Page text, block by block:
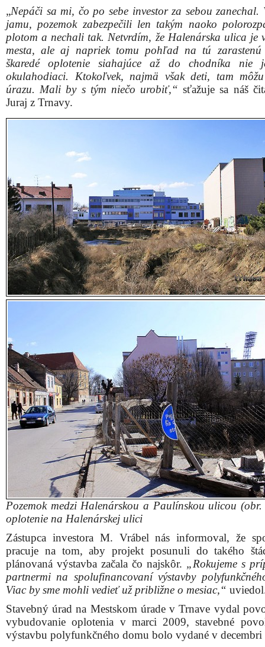
„Nepáči sa mi, čo po sebe investor za sebou zanechal.
jamu, pozemok zabezpečili len takým naoko
plotom a nechali tak. Netvrdím, že Halenárska ulica je
mesta, ale aj napriek tomu pohľad na tú
škaredé oplotenie siahajúce až do chodníka nie
okulahodiaci. Ktokoľvek, najmä však deti, tam
úrazu. Mali by s tým niečo urobiť,“ sťažuje sa náš
Juraj z Trnavy.
Pozemok medzi Halenárskou a Paulínskou ulicou
oplotenie na Halenárskej ulici
Zástupca investora M. Vrábel nás informoval, že
pracuje na tom, aby projekt posunuli do takého
plánovaná výstavba začala čo najskôr. „Rokujeme s
partnermi na spolufinancovaní výstavby
Viac by sme mohli vedieť už približne o mesiac,“
Stavebný úrad na Mestskom úrade v Trnave vydal
vybudovanie oplotenia v marci 2009, stavebné
výstavbu polyfunkčného domu bolo vydané v decembri